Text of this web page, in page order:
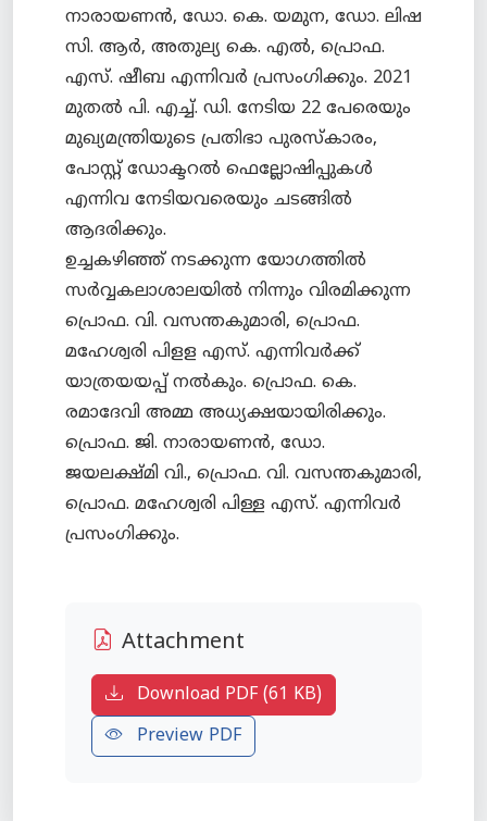
നാരായണന്‍, ഡോ. കെ. യമുന, ഡോ. ലിഷ
സി. ആര്‍, അതുല്യ കെ. എല്‍, പ്രൊഫ.
എസ്. ഷീബ എന്നിവര്‍ പ്രസംഗിക്കും. 2021
മുതല്‍ പി. എച്ച്. ഡി. നേടിയ 22 പേരെയും
മുഖ്യമന്ത്രിയുടെ പ്രതിഭാ പുരസ്കാരം,
പോസ്റ്റ് ഡോക്ടറല്‍ ഫെല്ലോഷിപ്പുകള്‍
എന്നിവ നേടിയവരെയും ചടങ്ങില്‍
ആദരിക്കും.
ഉച്ചകഴിഞ്ഞ് നടക്കുന്ന യോഗത്തില്‍
സര്‍വ്വകലാശാലയില്‍ നിന്നും വിരമിക്കുന്ന
പ്രൊഫ. വി. വസന്തകുമാരി, പ്രൊഫ.
മഹേശ്വരി പിളള എസ്. എന്നിവര്‍ക്ക്
യാത്രയയപ്പ് നല്‍കും. പ്രൊഫ. കെ.
രമാദേവി അമ്മ അധ്യക്ഷയായിരിക്കും.
പ്രൊഫ. ജി. നാരായണന്‍, ഡോ.
ജയലക്ഷ്മി വി., പ്രൊഫ. വി. വസന്തകുമാരി,
പ്രൊഫ. മഹേശ്വരി പിള്ള എസ്. എന്നിവര്‍
Attachment
Download PDF (61 KB)
Preview PDF